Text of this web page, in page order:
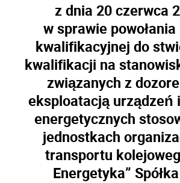
z dnia 20 czerwca
w sprawie powołania
kwalifikacyjnej do
kwalifikacji na
związanych z
eksploatacją urządzeń
energetycznych
jednostkach
transportu
Energetyka” Spół